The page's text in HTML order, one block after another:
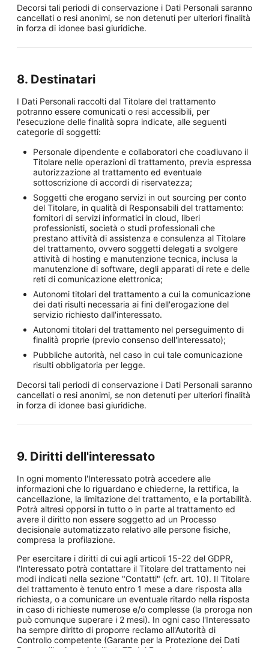
Decorsi tali periodi di conservazione i Dati Personali saranno
cancellati o resi anonimi, se non detenuti per ulteriori finalità
in forza di idonee basi giuridiche.
8. Destinatari
I Dati Personali raccolti dal Titolare del trattamento
potranno essere comunicati o resi accessibili, per
l'esecuzione delle finalità sopra indicate, alle seguenti
categorie di soggetti:
Personale dipendente e collaboratori che coadiuvano il
Titolare nelle operazioni di trattamento, previa espressa
autorizzazione al trattamento ed eventuale
sottoscrizione di accordi di riservatezza;
Soggetti che erogano servizi in out sourcing per conto
del Titolare, in qualità di Responsabili del trattamento:
fornitori di servizi informatici in cloud, liberi
professionisti, società o studi professionali che
prestano attività di assistenza e consulenza al Titolare
del trattamento, ovvero soggetti delegati a svolgere
attività di hosting e manutenzione tecnica, inclusa la
manutenzione di software, degli apparati di rete e delle
reti di comunicazione elettronica;
Autonomi titolari del trattamento a cui la comunicazione
dei dati risulti necessaria ai fini dell'erogazione del
servizio richiesto dall'interessato.
Autonomi titolari del trattamento nel perseguimento di
finalità proprie (previo consenso dell'interessato);
Pubbliche autorità, nel caso in cui tale comunicazione
risulti obbligatoria per legge.
Decorsi tali periodi di conservazione i Dati Personali saranno
cancellati o resi anonimi, se non detenuti per ulteriori finalità
in forza di idonee basi giuridiche.
9. Diritti dell'interessato
In ogni momento l'Interessato potrà accedere alle
informazioni che lo riguardano e chiederne, la rettifica, la
cancellazione, la limitazione del trattamento, e la portabilità.
Potrà altresì opporsi in tutto o in parte al trattamento ed
avere il diritto non essere soggetto ad un Processo
decisionale automatizzato relativo alle persone fisiche,
compresa la profilazione.
Per esercitare i diritti di cui agli articoli 15-22 del GDPR,
l'Interessato potrà contattare il Titolare del trattamento nei
modi indicati nella sezione "Contatti" (cfr. art. 10). Il Titolare
del trattamento è tenuto entro 1 mese a dare risposta alla
richiesta, o a comunicare un eventuale ritardo nella risposta
in caso di richieste numerose e/o complesse (la proroga non
può comunque superare i 2 mesi). In ogni caso l'Interessato
ha sempre diritto di proporre reclamo all'Autorità di
Controllo competente (Garante per la Protezione dei Dati